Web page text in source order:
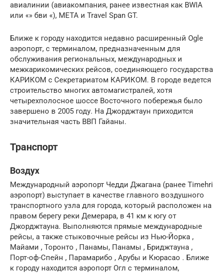
авиалинии (авиакомпания, ранее известная как BWIA
или «» бви «), МЕТА и Travel Span GT.
Ближе к городу находится недавно расширенный Ogle
аэропорт, с терминалом, предназначенным для
обслуживания региональных, международных и
межкарикомических рейсов, соединяющего государства
КАРИКОМ с Секретариатом КАРИКОМ. В городе ведется
строительство многих автомагистралей, хотя
четырехполосное шоссе Восточного побережья было
завершено в 2005 году. На Джорджтаун приходится
значительная часть ВВП Гайаны.
Транспорт
Воздух
Международный аэропорт Чедди Джагана (ранее Timehri
аэропорт) выступает в качестве главного воздушного
транспортного узла для города, который расположен на
правом берегу реки Демерара, в 41 км к югу от
Джорджтауна. Выполняются прямые международные
рейсы, а также стыковочные рейсы из Нью-Йорка ,
Майами , Торонто , Панамы, Панамы , Бриджтауна ,
Порт-оф-Спейн , Парамарибо , Арубы и Кюрасао . Ближе
к городу находится аэропорт Огл с терминалом,